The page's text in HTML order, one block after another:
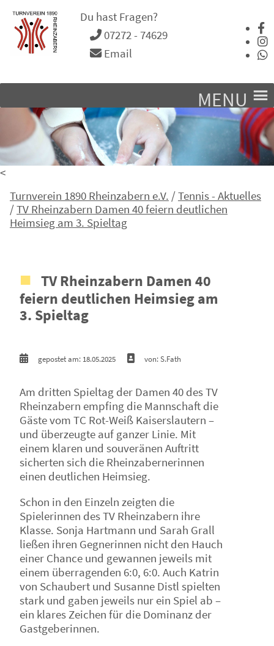
Du hast Fragen?
07272 - 74629
Email
MENU
<
Turnverein 1890 Rheinzabern e.V. /Tennis - Aktuelles
/TV Rheinzabern Damen 40 feiern deutlichen
Heimsieg am 3. Spieltag
TV Rheinzabern Damen 40
feiern deutlichen Heimsieg am
3. Spieltag
gepostet am: 18.05.2025 von: S.Fath
Am dritten Spieltag der Damen 40 des TV
Rheinzabern empfing die Mannschaft die
Gäste vom TC Rot-Weiß Kaiserslautern –
und überzeugte auf ganzer Linie. Mit
einem klaren und souveränen Auftritt
sicherten sich die Rheinzabernerinnen
einen deutlichen Heimsieg.
Schon in den Einzeln zeigten die
Spielerinnen des TV Rheinzabern ihre
Klasse. Sonja Hartmann und Sarah Grall
ließen ihren Gegnerinnen nicht den Hauch
einer Chance und gewannen jeweils mit
einem überragenden 6:0, 6:0. Auch Katrin
von Schaubert und Susanne Distl spielten
stark und gaben jeweils nur ein Spiel ab –
ein klares Zeichen für die Dominanz der
Gastgeberinnen.